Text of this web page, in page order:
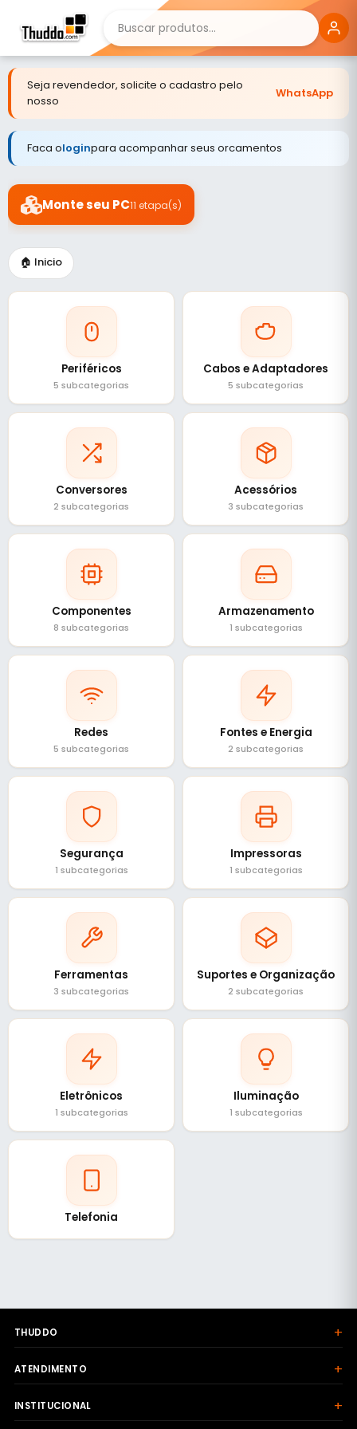
Seja revendedor, solicite o cadastro pelo
nosso
WhatsApp
Faca ologinpara acompanhar seus orcamentos
Monte seu PC11 etapa(s)
🏠 Inicio
Periféricos
5 subcategorias
Cabos e Adaptadores
5 subcategorias
Conversores
2 subcategorias
Acessórios
3 subcategorias
Componentes
8 subcategorias
Armazenamento
1 subcategorias
Redes
5 subcategorias
Fontes e Energia
2 subcategorias
Segurança
1 subcategorias
Impressoras
1 subcategorias
Ferramentas
3 subcategorias
Suportes e Organização
2 subcategorias
Eletrônicos
1 subcategorias
Iluminação
1 subcategorias
Telefonia
THUDDO +
ATENDIMENTO +
INSTITUCIONAL +